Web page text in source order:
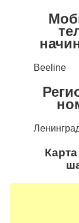
Beeline